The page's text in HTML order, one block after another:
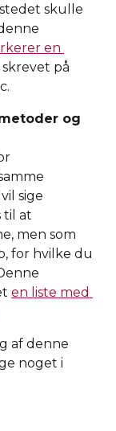
skulle
en
på
og
sige
til at
men som
for hvilke du
en liste med
af denne
noget i